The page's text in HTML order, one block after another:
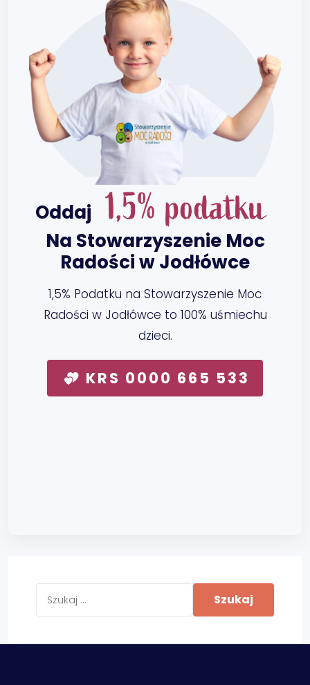
Oddaj 1,5% podatku
Na Stowarzyszenie Moc
Radości w Jodłówce
1,5% Podatku na Stowarzyszenie Moc
Radości w Jodłówce to 100% uśmiechu
dzieci.
KRS 0000 665 533